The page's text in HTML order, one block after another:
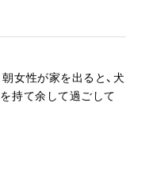
女性が家を出ると、犬
持て余して過ごして